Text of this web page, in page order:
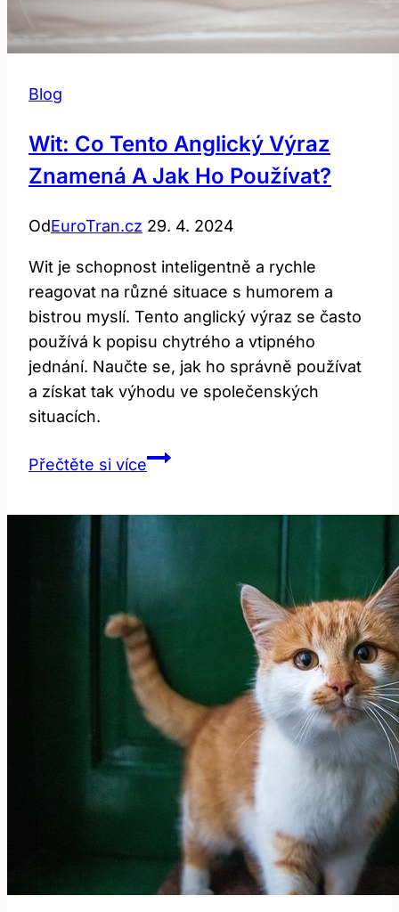
Blog
Wit: Co Tento Anglický Výraz
Znamená A Jak Ho Používat?
OdEuroTran.cz 29. 4. 2024
Wit je schopnost inteligentně a rychle
reagovat na různé situace s humorem a
bistrou myslí. Tento anglický výraz se často
používá k popisu chytrého a vtipného
jednání. Naučte se, jak ho správně používat
a získat tak výhodu ve společenských
situacích.
Přečtěte si víceWit:
Jak
Ho
Používat?